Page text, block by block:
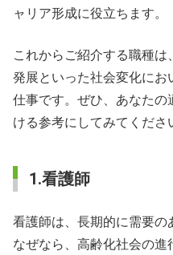
ャリア形成に役立ちます。
これからご紹介する職種
発展といった社会変化に
仕事です。ぜひ、あなた
ける参考にしてみてくださ
1.看護師
看護師は、長期的に需要の
なぜなら、高齢化社会の